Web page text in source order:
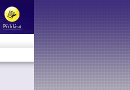
Přihlásit